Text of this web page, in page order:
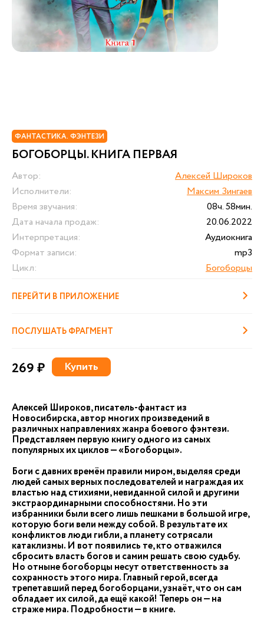
ФАНТАСТИКА. ФЭНТЕЗИ
БОГОБОРЦЫ. КНИГА ПЕРВАЯ
Автор:
Алексей Широков
Исполнители:
Максим Зингаев
Время звучания:
08ч. 58мин.
Дата начала продаж:
20.06.2022
Интерпретация:
Аудиокнига
Формат записи:
mp3
Цикл:
Богоборцы
ПЕРЕЙТИ В ПРИЛОЖЕНИЕ
ПОСЛУШАТЬ ФРАГМЕНТ
269 ₽ Купить
Алексей Широков, писатель-фантаст из
Новосибирска, автор многих произведений в
различных направлениях жанра боевого фэнтези.
Представляем первую книгу одного из самых
популярных их циклов — «Богоборцы».
Боги с давних времён правили миром, выделяя среди
людей самых верных последователей и награждая их
властью над стихиями, невиданной силой и другими
экстраординарными способностями. Но эти
избранники были всего лишь пешками в большой игре,
которую боги вели между собой. В результате их
конфликтов люди гибли, а планету сотрясали
катаклизмы. И вот появились те, кто отважился
сбросить власть богов и самим решать свою судьбу.
Но отныне богоборцы несут ответственность за
сохранность этого мира. Главный герой, всегда
трепетавший перед богоборцами, узнаёт, что он сам
обладает их силой, да ещё какой! Теперь он — на
страже мира. Подробности — в книге.